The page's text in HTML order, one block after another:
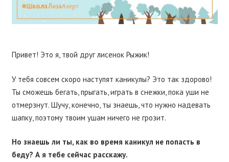
Привет! Это я, твой друг лисенок Рыжик!
У тебя совсем скоро наступят каникулы? Это так здорово!
Ты сможешь бегать, прыгать, играть в снежки, пока уши не
отмерзнут. Шучу, конечно, ты знаешь, что нужно надевать
шапку, поэтому твоим ушам ничего не грозит.
Но знаешь ли ты, как во время каникул не попасть в
беду? А я тебе сейчас расскажу.